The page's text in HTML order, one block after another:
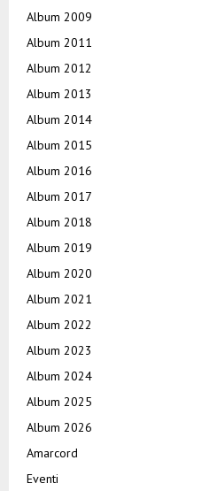
Album 2009
Album 2011
Album 2012
Album 2013
Album 2014
Album 2015
Album 2016
Album 2017
Album 2018
Album 2019
Album 2020
Album 2021
Album 2022
Album 2023
Album 2024
Album 2025
Album 2026
Amarcord
Eventi